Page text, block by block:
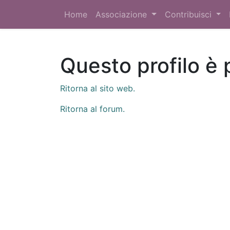
Home Associazione Contribuisci
Questo profilo è
Ritorna al sito web.
Ritorna al forum.